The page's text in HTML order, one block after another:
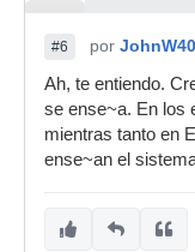
#6 por
Ah, te entiendo.
se ense~a. En los
mientras tanto en
ense~an el